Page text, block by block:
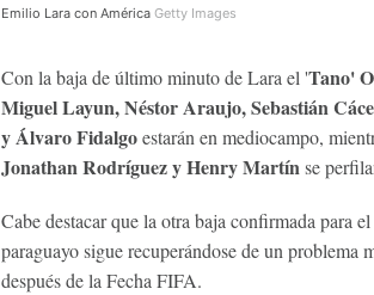
Emilio Lara con América Getty Images
Con la baja de último minuto de Lara el 'Tano'
Miguel Layun, Néstor Araujo, Sebastián
y Álvaro Fidalgoestarán en mediocampo,
Jonathan Rodríguez y Henry Martínse
Cabe destacar que la otra baja confirmada para
paraguayo sigue recuperándose de un problema
después de la Fecha FIFA.